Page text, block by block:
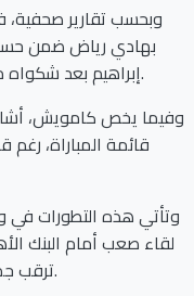
وبحسب تقارير
بهادي رياض ضمن
إبراهيم بعد شكواه من شد عضلي عقب مواجهة يانج أفريكانز.
وفيما يخص كامويش،
قائمة المباراة،
وتأتي هذه التطورات في
لقاء صعب أمام البنك
ترقب جماهيري لأي ظهور أول للصفقات الجديدة.